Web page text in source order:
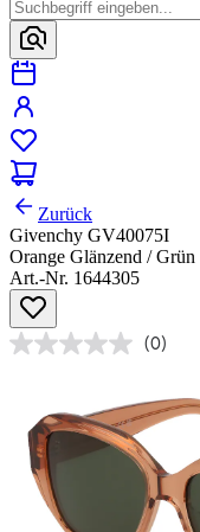
Zurück
Givenchy GV40075I
Orange Glänzend / Grün
Art.-Nr. 1644305
(0)